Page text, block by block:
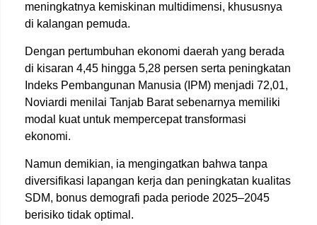
meningkatnya kemiskinan multidimensi, khususnya
di kalangan pemuda.
Dengan pertumbuhan ekonomi daerah yang berada
di kisaran 4,45 hingga 5,28 persen serta peningkatan
Indeks Pembangunan Manusia (IPM) menjadi 72,01,
Noviardi menilai Tanjab Barat sebenarnya memiliki
modal kuat untuk mempercepat transformasi
ekonomi.
Namun demikian, ia mengingatkan bahwa tanpa
diversifikasi lapangan kerja dan peningkatan kualitas
SDM, bonus demografi pada periode 2025–2045
berisiko tidak optimal.